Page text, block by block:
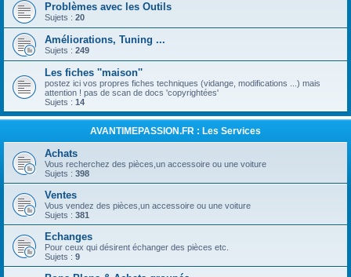
Problèmes avec les Outils
Sujets : 20
Améliorations, Tuning ...
Sujets : 249
Les fiches ''maison''
postez ici vos propres fiches techniques (vidange, modifications ...) mais
attention ! pas de scan de docs 'copyrightées'
Sujets : 14
AVANTIMEPASSION.FR : Les Services
Achats
Vous recherchez des pièces,un accessoire ou une voiture
Sujets : 398
Ventes
Vous vendez des pièces,un accessoire ou une voiture
Sujets : 381
Echanges
Pour ceux qui désirent échanger des pièces etc.
Sujets : 9